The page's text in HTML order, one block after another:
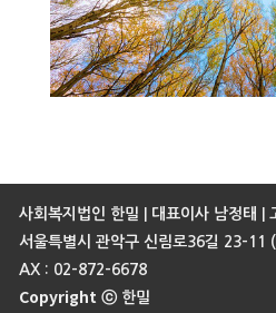
사회복지법인 한밀 | 대표이사 남정태
서울특별시 관악구 신림로36길 23-
AX : 02-872-6678
Copyright ⓒ 한밀